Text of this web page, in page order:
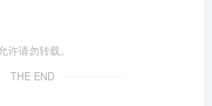
请勿转载。
THE END